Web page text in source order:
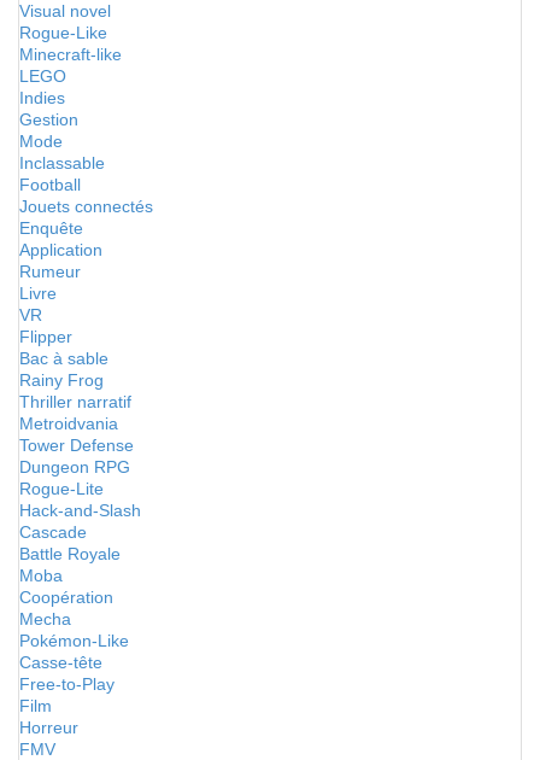
Visual novel
Rogue-Like
Minecraft-like
LEGO
Indies
Gestion
Mode
Inclassable
Football
Jouets connectés
Enquête
Application
Rumeur
Livre
VR
Flipper
Bac à sable
Rainy Frog
Thriller narratif
Metroidvania
Tower Defense
Dungeon RPG
Rogue-Lite
Hack-and-Slash
Cascade
Battle Royale
Moba
Coopération
Mecha
Pokémon-Like
Casse-tête
Free-to-Play
Film
Horreur
FMV